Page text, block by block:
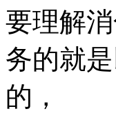
要理解
务的就
的，